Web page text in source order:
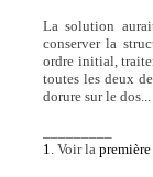
La solution
conserver la
ordre initial,
toutes les deux
dorure sur le dos...
1 . Voir la